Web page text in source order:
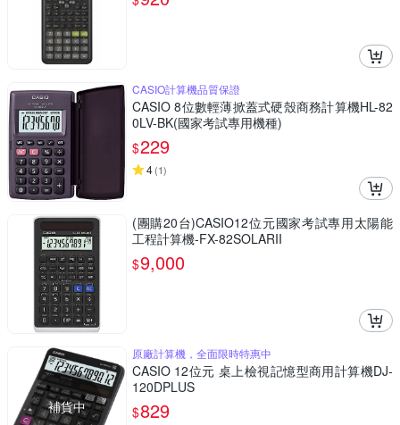
CASIO計算機品質保證
CASIO 8位數輕薄掀蓋式硬殼商務計算機HL-82
0LV-BK(國家考試專用機種)
$229
4(1)
(團購20台)CASIO12位元國家考試專用太陽能
工程計算機-FX-82SOLARII
$9,000
補貨中
原廠計算機，全面限時特惠中
CASIO 12位元 桌上檢視記憶型商用計算機DJ-
120DPLUS
$829